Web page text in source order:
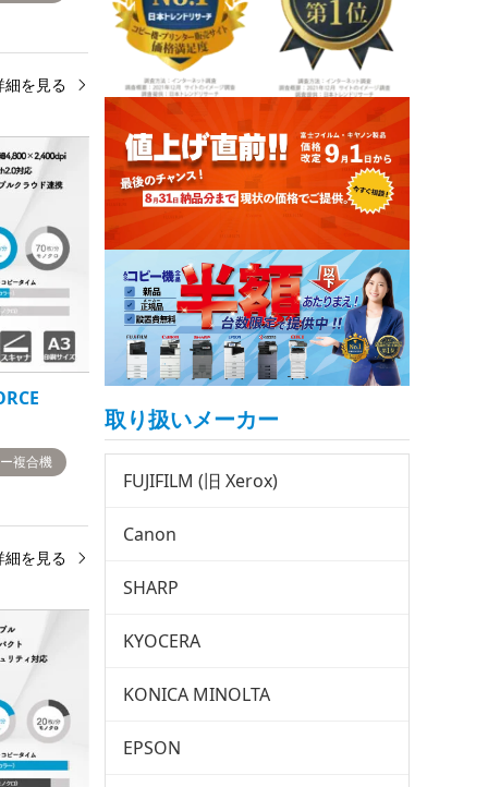
細を見る
複合機
細を見る
取り扱いメーカー
FUJIFILM (旧 Xerox)
Canon
SHARP
KYOCERA
KONICA MINOLTA
EPSON